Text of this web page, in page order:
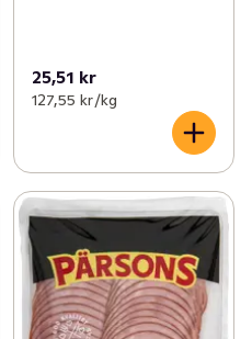
25,51 kr
127,55 kr /kg